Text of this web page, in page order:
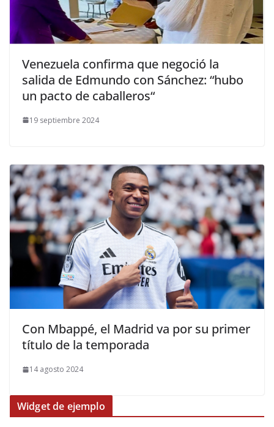
Venezuela confirma que negoció la
salida de Edmundo con Sánchez: “hubo
un pacto de caballeros“
19 septiembre 2024
Con Mbappé, el Madrid va por su primer
título de la temporada
14 agosto 2024
Widget de ejemplo